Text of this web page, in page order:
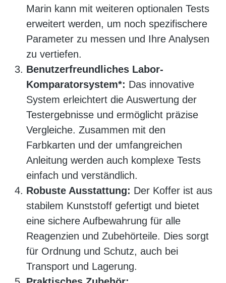
Marin kann mit weiteren optionalen Tests
erweitert werden, um noch spezifischere
Parameter zu messen und Ihre Analysen
zu vertiefen.
Benutzerfreundliches Labor-
Komparatorsystem*: Das innovative
System erleichtert die Auswertung der
Testergebnisse und ermöglicht präzise
Vergleiche. Zusammen mit den
Farbkarten und der umfangreichen
Anleitung werden auch komplexe Tests
einfach und verständlich.
Robuste Ausstattung: Der Koffer ist aus
stabilem Kunststoff gefertigt und bietet
eine sichere Aufbewahrung für alle
Reagenzien und Zubehörteile. Dies sorgt
für Ordnung und Schutz, auch bei
Transport und Lagerung.